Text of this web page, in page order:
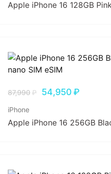
Apple iPhone 16 128GB
87,990₽ 54,950₽
iPhone
Apple iPhone 16 256GB